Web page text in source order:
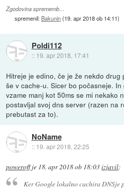
Zgodovina sprememb…
spremenil: Bakunin(19. apr 2018 ob 14:11)
Poldi112
:: 19. apr 2018, 17:41
Hitreje je edino, če je že nekdo
še v cache-u. Sicer bo počasneje.
vzame manj kot 50ms se mi nekako
postavljal svoj dns server (razen na
prebutast za to).
NoName
:: 19. apr 2018, 22:25
poweroffje 18. apr 2018 ob 18:03izjavil:
Ker Google lokalno cachira DNSje